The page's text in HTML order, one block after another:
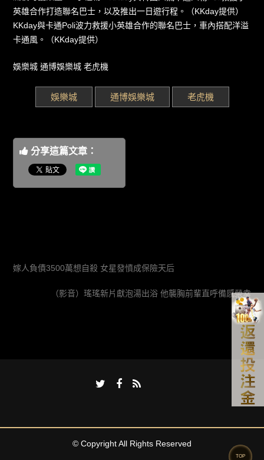
英雄合作打造聯名巴士，以及推出一日遊行程。（KKday提供）
KKday與卡通Poli波力救援小英雄合作的聯名巴士，車內搭配洋溢
卡通風。（KKday提供）
娛樂城 通博娛樂城 老虎機
娛樂城 通博娛樂城 老虎機
分享這篇文章：
嫁人負債3500萬想自殺 女星發憤成保險天后
（影音）瑤瑤新片獻泡湯出浴 他襲胸前輩直呼備感榮幸
TOP
© Copyright All Rights Reserved